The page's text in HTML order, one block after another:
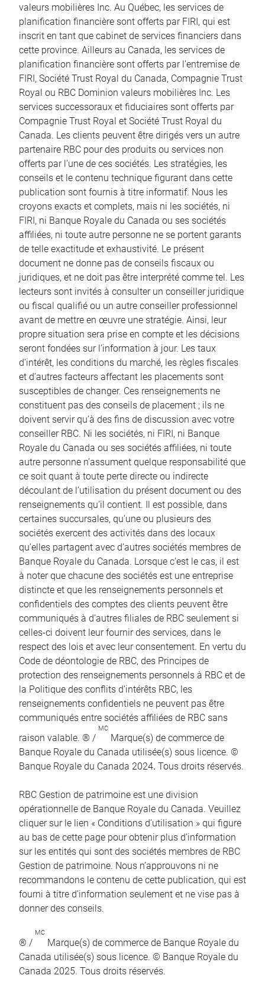
valeurs mobilières Inc. Au Québec, les services de
planification financière sont offerts par FIRI, qui est
inscrit en tant que cabinet de services financiers dans
cette province. Ailleurs au Canada, les services de
planification financière sont offerts par l’entremise de
FIRI, Société Trust Royal du Canada, Compagnie Trust
Royal ou RBC Dominion valeurs mobilières Inc. Les
services successoraux et fiduciaires sont offerts par
Compagnie Trust Royal et Société Trust Royal du
Canada. Les clients peuvent être dirigés vers un autre
partenaire RBC pour des produits ou services non
offerts par l’une de ces sociétés. Les stratégies, les
conseils et le contenu technique figurant dans cette
publication sont fournis à titre informatif. Nous les
croyons exacts et complets, mais ni les sociétés, ni
FIRI, ni Banque Royale du Canada ou ses sociétés
affiliées, ni toute autre personne ne se portent garants
de telle exactitude et exhaustivité. Le présent
document ne donne pas de conseils fiscaux ou
juridiques, et ne doit pas être interprété comme tel. Les
lecteurs sont invités à consulter un conseiller juridique
ou fiscal qualifié ou un autre conseiller professionnel
avant de mettre en œuvre une stratégie. Ainsi, leur
propre situation sera prise en compte et les décisions
seront fondées sur l’information à jour. Les taux
d’intérêt, les conditions du marché, les règles fiscales
et d’autres facteurs affectant les placements sont
susceptibles de changer. Ces renseignements ne
constituent pas des conseils de placement ; ils ne
doivent servir qu’à des fins de discussion avec votre
conseiller RBC. Ni les sociétés, ni FIRI, ni Banque
Royale du Canada ou ses sociétés affiliées, ni toute
autre personne n’assument quelque responsabilité que
ce soit quant à toute perte directe ou indirecte
découlant de l’utilisation du présent document ou des
renseignements qu’il contient. Il est possible, dans
certaines succursales, qu’une ou plusieurs des
sociétés exercent des activités dans des locaux
qu’elles partagent avec d’autres sociétés membres de
Banque Royale du Canada. Lorsque c’est le cas, il est
à noter que chacune des sociétés est une entreprise
distincte et que les renseignements personnels et
confidentiels des comptes des clients peuvent être
communiqués à d’autres filiales de RBC seulement si
celles-ci doivent leur fournir des services, dans le
respect des lois et avec leur consentement. En vertu du
Code de déontologie de RBC, des Principes de
protection des renseignements personnels à RBC et de
la Politique des conflits d’intérêts RBC, les
renseignements confidentiels ne peuvent pas être
communiqués entre sociétés affiliées de RBC sans
raison valable. ® /
MC
Marque(s) de commerce de
Banque Royale du Canada utilisée(s) sous licence. ©
Banque Royale du Canada 2024. Tous droits réservés.
RBC Gestion de patrimoine est une division
opérationnelle de Banque Royale du Canada. Veuillez
cliquer sur le lien « Conditions d’utilisation » qui figure
au bas de cette page pour obtenir plus d’information
sur les entités qui sont des sociétés membres de RBC
Gestion de patrimoine. Nous n’approuvons ni ne
recommandons le contenu de cette publication, qui est
fourni à titre d’information seulement et ne vise pas à
donner des conseils.
® /
MC
Marque(s) de commerce de Banque Royale du
Canada utilisée(s) sous licence. © Banque Royale du
Canada 2025. Tous droits réservés.